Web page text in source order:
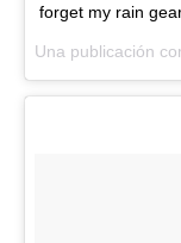
forget my rain